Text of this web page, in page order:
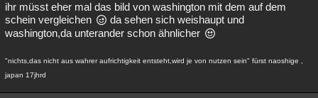
ihr müsst eher mal das bild von washington mit dem auf dem
schein vergleichen
da sehen sich weishaupt und
washington,da unterander schon ähnlicher
"nichts,das nicht aus wahrer aufrichtigkeit entsteht,wird je von nutzen sein" fürst naoshige ,
japan 17jhrd